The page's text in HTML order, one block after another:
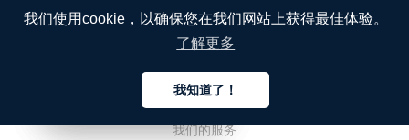
我们使用cookie，以确保您在我们网站上获得最佳体验。
了解更多
我知道了！
关于我们
我们的服务
中文
中文
中文